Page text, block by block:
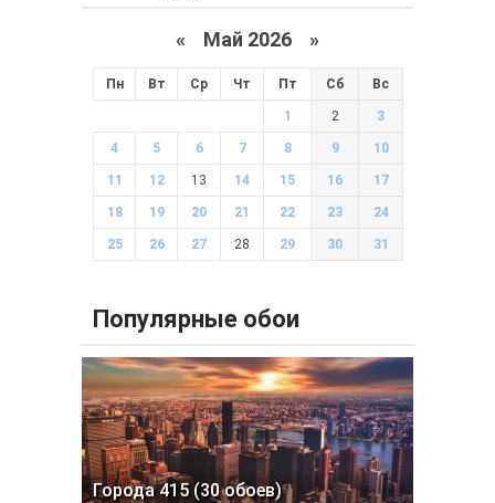
« Май 2026 »
Пн Вт Ср Чт Пт Сб Вс
1 2 3
4 5 6 7 8 9 10
11 12 13 14 15 16 17
18 19 20 21 22 23 24
25 26 27 28 29 30 31
Популярные обои
Города 415 (30 обоев)